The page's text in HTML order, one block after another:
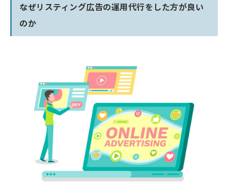
なぜリスティング広告の運用代行をした方が良い
のか